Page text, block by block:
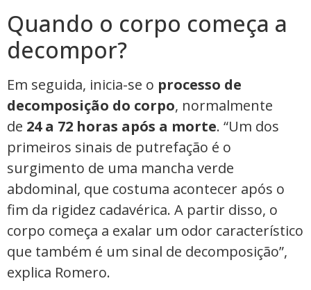
Quando o corpo começa a
decompor?
Em seguida, inicia-se o processo de
decomposição do corpo, normalmente
de 24 a 72 horas após a morte. “Um dos
primeiros sinais de putrefação é o
surgimento de uma mancha verde
abdominal, que costuma acontecer após o
fim da rigidez cadavérica. A partir disso, o
corpo começa a exalar um odor característico
que também é um sinal de decomposição”,
explica Romero.